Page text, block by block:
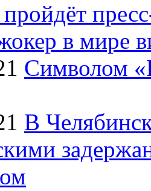
пройдёт
в мире
Символом
В